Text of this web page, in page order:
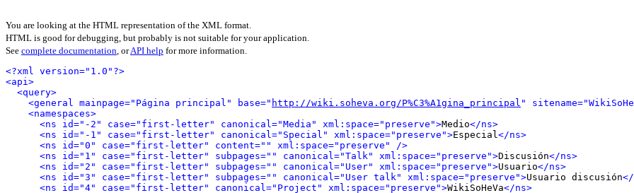
You are looking at the HTML representation of the XML format.
HTML is good for debugging, but probably is not suitable for your application.
See complete documentation, orAPI help for more information.
<?xml version="1.0"?>
<api>
<query>
<general mainpage="Página principal" base=" http://wiki.soheva.org/P%C3%A1gina_principal "
<namespaces>
<ns id="-2" case="first-letter" canonical="Media" xml:space="preserve">Medio</ns>
<ns id="-1" case="first-letter" canonical="Special" xml:space="preserve">Especial</ns>
<ns id="0" case="first-letter" content="" xml:space="preserve" />
<ns id="1" case="first-letter" subpages="" canonical="Talk" xml:space="preserve">Discusión</ns>
<ns id="2" case="first-letter" subpages="" canonical="User" xml:space="preserve">Usuario</ns>
<ns id="3" case="first-letter" subpages="" canonical="User talk" xml:space="preserve">Usuario discusión
<ns id="4" case="first-letter" canonical="Project" xml:space="preserve">WikiSoHeVa</ns>